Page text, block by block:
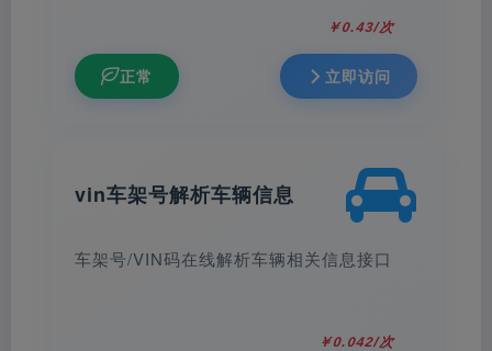
￥0.43/次
正常 立即访问
vin车架号解析车辆信息
车架号/VIN码在线解析车辆相关信息接口
￥0.042/次